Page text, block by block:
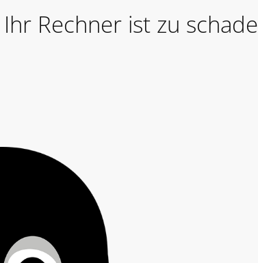
Rechner ist zu schade